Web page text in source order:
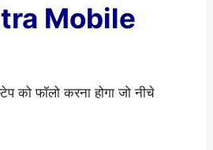
Mobile
को फॉलो करना होगा जो नीचे